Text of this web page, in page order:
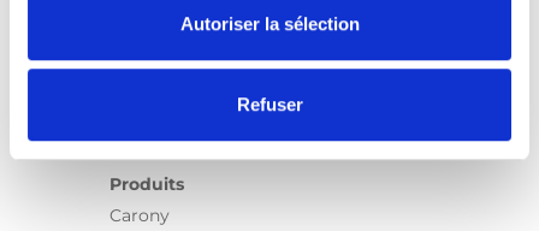
Autoriser la sélection
Refuser
Produits
Carony